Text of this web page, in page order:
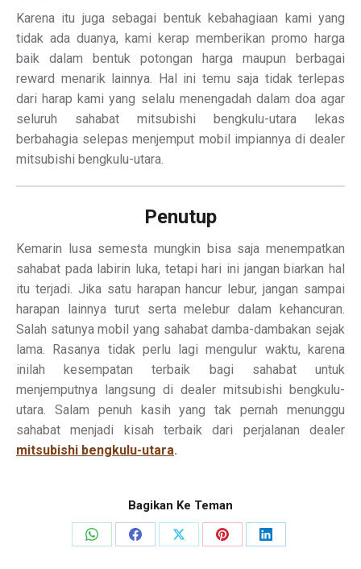
Karena itu juga sebagai bentuk kebahagiaan kami yang
tidak ada duanya, kami kerap memberikan promo harga
baik dalam bentuk potongan harga maupun berbagai
reward menarik lainnya. Hal ini temu saja tidak terlepas
dari harap kami yang selalu menengadah dalam doa agar
seluruh sahabat mitsubishi bengkulu-utara lekas
berbahagia selepas menjemput mobil impiannya di dealer
mitsubishi bengkulu-utara.
Penutup
Kemarin lusa semesta mungkin bisa saja menempatkan
sahabat pada labirin luka, tetapi hari ini jangan biarkan hal
itu terjadi. Jika satu harapan hancur lebur, jangan sampai
harapan lainnya turut serta melebur dalam kehancuran.
Salah satunya mobil yang sahabat damba-dambakan sejak
lama. Rasanya tidak perlu lagi mengulur waktu, karena
inilah kesempatan terbaik bagi sahabat untuk
menjemputnya langsung di dealer mitsubishi bengkulu-
utara. Salam penuh kasih yang tak pernah menunggu
sahabat menjadi kisah terbaik dari perjalanan dealer
mitsubishi bengkulu-utara.
Bagikan Ke Teman
Share
Share
Share
Share
Share